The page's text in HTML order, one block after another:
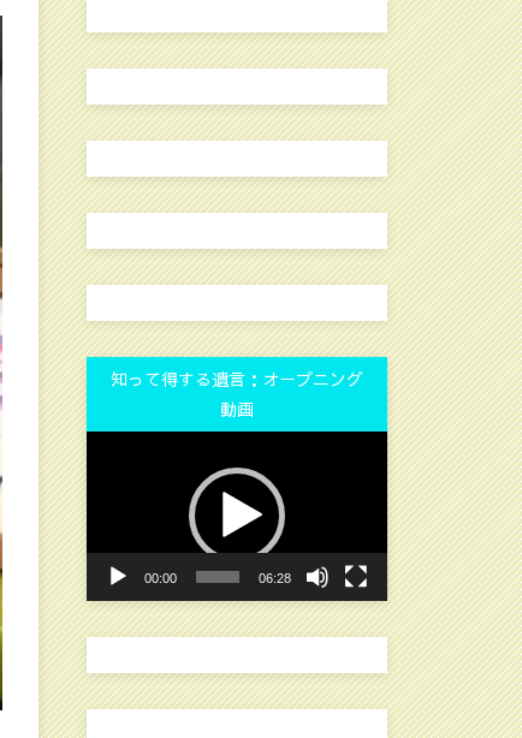
知って得する遺言：オープニング
動画
動
画
プ
レ
ー
ヤ
ー
00:00 06:28